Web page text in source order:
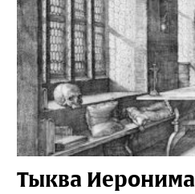
Тыква Иеронима